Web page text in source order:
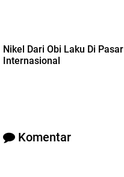
Nikel Dari Obi Laku Di Pasar
Internasional
Komentar